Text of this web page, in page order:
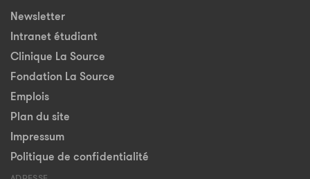
Newsletter
Intranet étudiant
Clinique La Source
Fondation La Source
Emplois
Plan du site
Impressum
Politique de confidentialité